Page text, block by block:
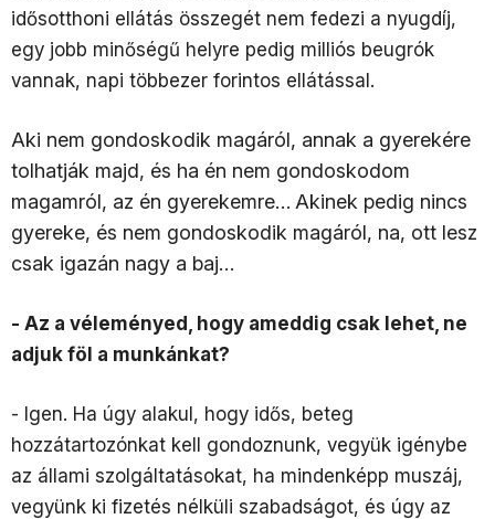
idősotthoni ellátás összegét nem fedezi a nyugdíj,
egy jobb minőségű helyre pedig milliós beugrók
vannak, napi többezer forintos ellátással.
Aki nem gondoskodik magáról, annak a gyerekére
tolhatják majd, és ha én nem gondoskodom
magamról, az én gyerekemre… Akinek pedig nincs
gyereke, és nem gondoskodik magáról, na, ott lesz
csak igazán nagy a baj…
- Az a véleményed, hogy ameddig csak lehet, ne
adjuk föl a munkánkat?
- Igen. Ha úgy alakul, hogy idős, beteg
hozzátartozónkat kell gondoznunk, vegyük igénybe
az állami szolgáltatásokat, ha mindenképp muszáj,
vegyünk ki fizetés nélküli szabadságot, és úgy az